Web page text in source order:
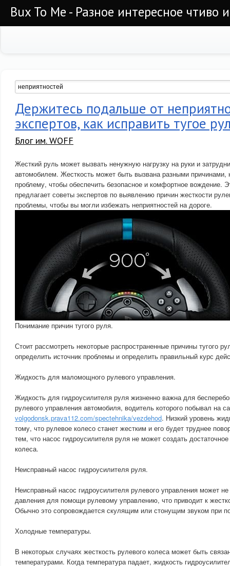
Bux To Me - Разное интересное чтиво
Держитесь подальше от
экспертов, как исправить тугое
Блог им. WOFF
Жесткий руль может вызвать ненужную нагрузку на руки и
автомобилем. Жесткость может быть вызвана разными причинами,
проблему, чтобы обеспечить безопасное и комфортное вождение.
предлагает советы экспертов по выявлению причин жесткости
проблемы, чтобы вы могли избежать неприятностей на дороге.
Понимание причин тугого руля.
Стоит рассмотреть некоторые распространенные причины тугого
определить источник проблемы и определить правильный курс
Жидкость для маломощного рулевого управления.
Жидкость для гидроусилителя руля жизненно важна для
рулевого управления автомобиля, водитель которого побывал на
volgodonsk.prava112.com/spectehnika/vezdehod. Низкий уровень
тому, что рулевое колесо станет жестким и его будет труднее
тем, что насос гидроусилителя руля не может создать
колеса.
Неисправный насос гидроусилителя руля.
Неисправный насос гидроусилителя рулевого управления может не
давления для помощи рулевому управлению, что приводит к
Обычно это сопровождается скулящим или стонущим звуком при
Холодные температуры.
В некоторых случаях жесткость рулевого колеса может быть
температурами. Когда температура падает, жидкость